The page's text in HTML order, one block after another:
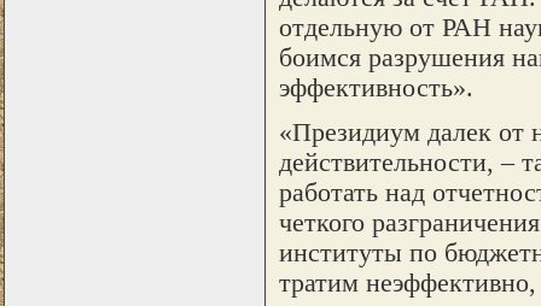
отдельную от РАН
боимся разрушения
эффективность».
«Президиум далек от
действительности, –
работать над
четкого
институты по
тратим